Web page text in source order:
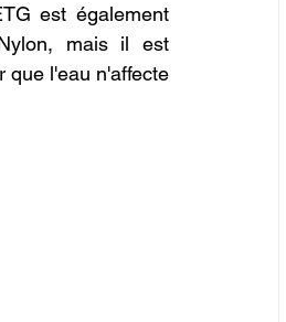
est également
mais il est
que l'eau n'affecte